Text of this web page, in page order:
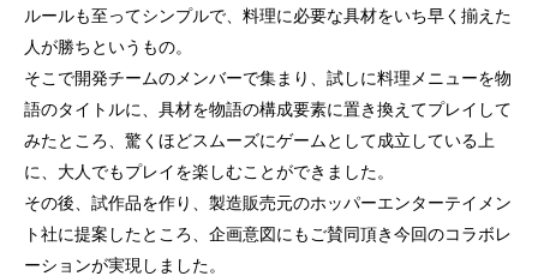
ルールも至ってシンプルで、料理に必要な具材をいち早く揃えた
人が勝ちというもの。
そこで開発チームのメンバーで集まり、試しに料理メニューを物
語のタイトルに、具材を物語の構成要素に置き換えてプレイして
みたところ、驚くほどスムーズにゲームとして成立している上
に、大人でもプレイを楽しむことができました。
その後、試作品を作り、製造販売元のホッパーエンターテイメン
ト社に提案したところ、企画意図にもご賛同頂き今回のコラボレ
ーションが実現しました。